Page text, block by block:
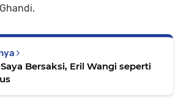
Bersaksi, Eril Wangi seperti